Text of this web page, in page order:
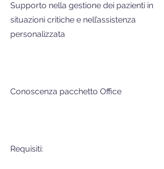
Supporto nella gestione dei pazienti in
situazioni critiche e nell’assistenza
personalizzata
Conoscenza pacchetto Office
Requisiti: